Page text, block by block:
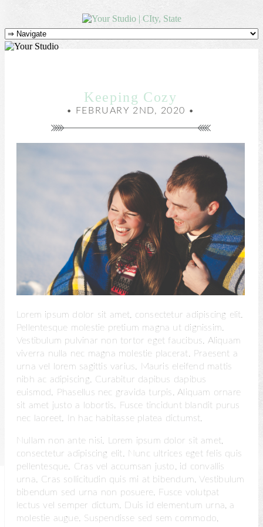
Keeping Cozy
• FEBRUARY 2ND, 2020 •
Lorem ipsum dolor sit amet, consectetur adipiscing elit.
Pellentesque molestie pretium magna ut dignissim.
Vestibulum pulvinar non tortor eget faucibus. Aliquam
viverra nulla nec magna molestie placerat. Praesent a
urna vel lorem sagittis varius. Mauris eleifend mattis
nibh ac adipiscing. Curabitur dapibus dapibus
euismod. Phasellus nec gravida turpis. Aliquam ornare
sit amet justo a lobortis. Fusce tincidunt blandit purus
nec laoreet. In hac habitasse platea dictumst.
Nullam non ante nisi. Lorem ipsum dolor sit amet,
consectetur adipiscing elit. Nunc ultrices eget felis quis
pellentesque. Cras vel accumsan justo, id convallis
urna. Cras sollicitudin quis mi at bibendum. Vestibulum
bibendum sed urna non posuere. Fusce volutpat
lectus vel semper dictum. Duis id elementum urna, a
molestie augue. Suspendisse sed sem commodo,